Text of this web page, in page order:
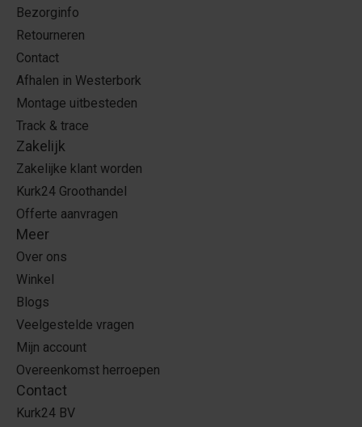
Bezorginfo
Retourneren
Contact
Afhalen in Westerbork
Montage uitbesteden
Track & trace
Zakelijk
Zakelijke klant worden
Kurk24 Groothandel
Offerte aanvragen
Meer
Over ons
Winkel
Blogs
Veelgestelde vragen
Mijn account
Overeenkomst herroepen
Contact
Kurk24 BV